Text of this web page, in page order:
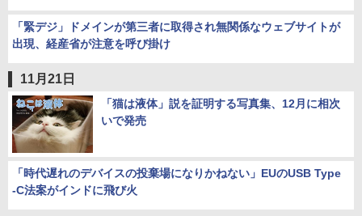
「緊デジ」ドメインが第三者に取得され無関係なウェブサイトが
出現、経産省が注意を呼び掛け
11月21日
「猫は液体」説を証明する写真集、12月に相次
いで発売
「時代遅れのデバイスの投棄場になりかねない」EUのUSB Type
-C法案がインドに飛び火